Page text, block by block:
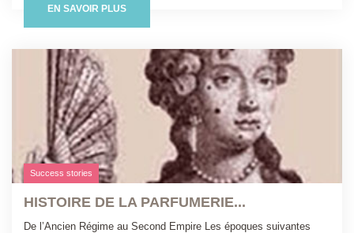
EN SAVOIR PLUS
Success stories
HISTOIRE DE LA PARFUMERIE...
De l’Ancien Régime au Second Empire Les époques suivantes